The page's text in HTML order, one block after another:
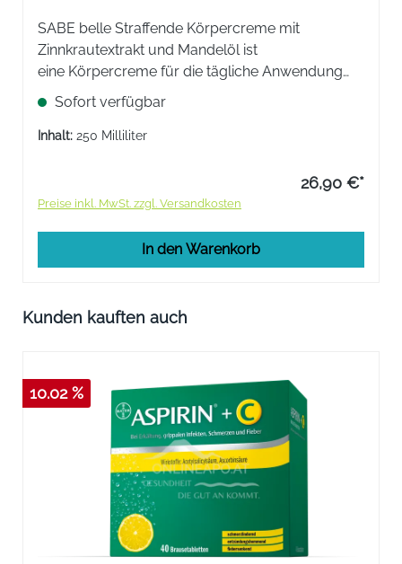
SABE belle Straffende Körpercreme mit
Zinnkrautextrakt und Mandelöl ist
eine Körpercreme für die tägliche Anwendung
mit einer intensiv elastizitätsfördernden,
feuchtigkeitsspendenden und rückfettenden
Wirkung.
Sofort verfügbar
Inhalt: 250 Milliliter
26,90 €*
Preise inkl. MwSt. zzgl. Versandkosten
In den Warenkorb
Produktgalerie überspringen
Kunden kauften auch
10.02 %